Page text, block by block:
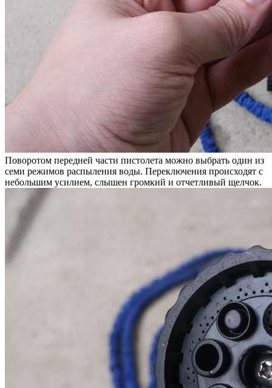
Поворотом передней части пистолета можно выбрать один из
семи режимов распыления воды. Переключения происходят с
небольшим усилием, слышен громкий и отчетливый щелчок.